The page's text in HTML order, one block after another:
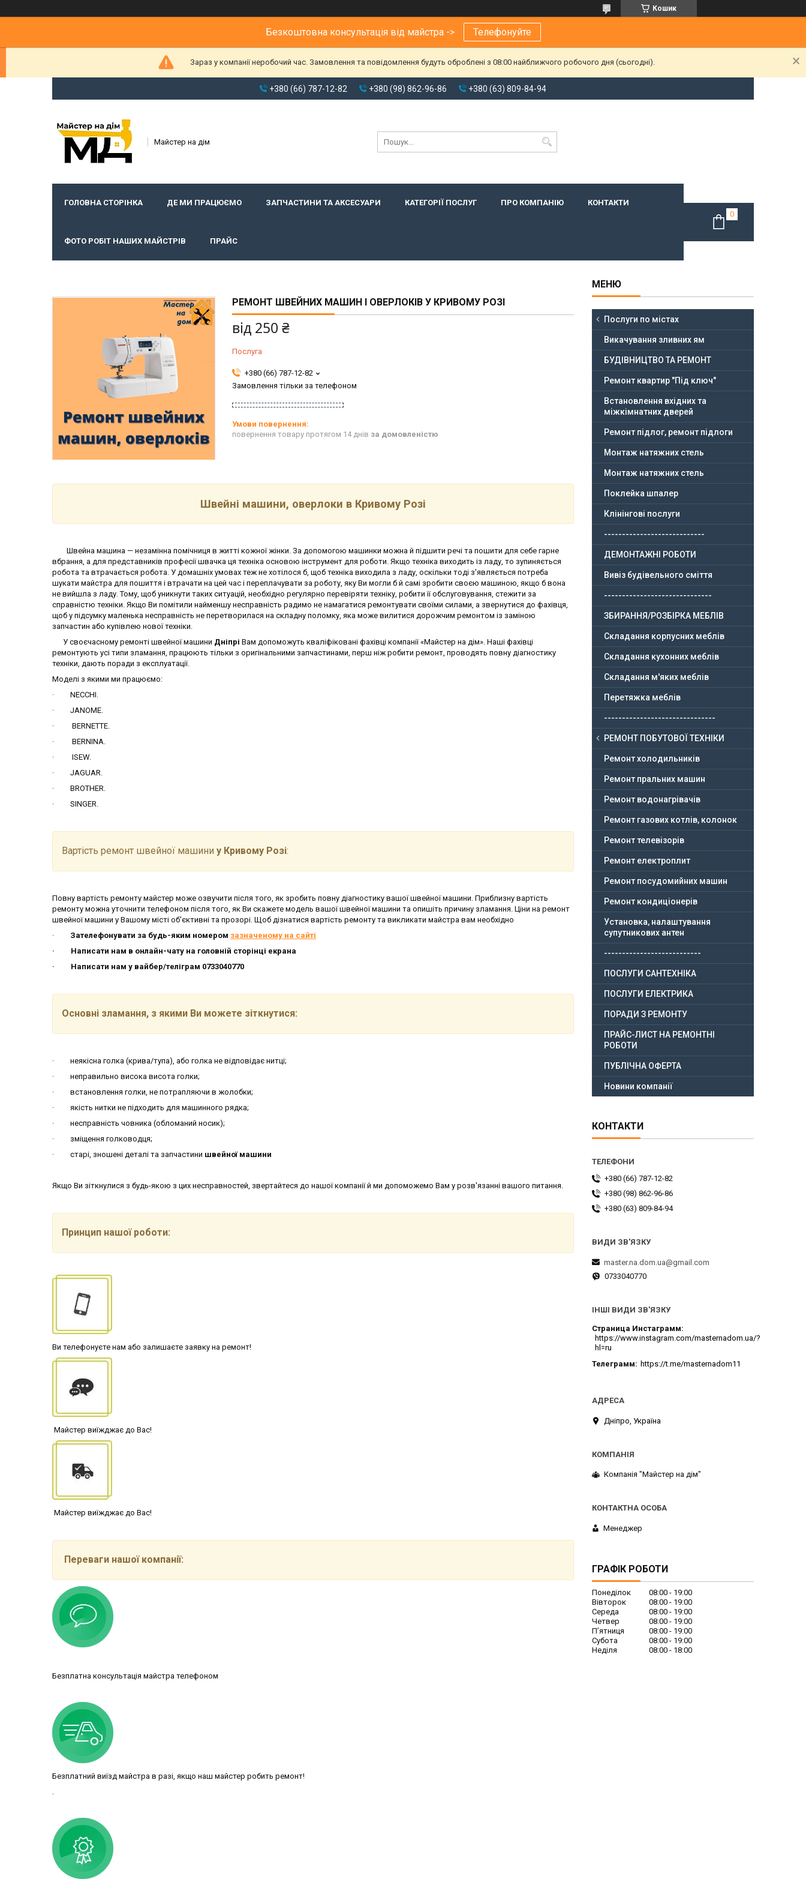
Кошик
Безкоштовна консультація від майстра -> Телефонуйте
Зараз у компанії неробочий час. Замовлення та повідомлення будуть оброблені з 08:00 найближчого робочого дня (сьогодні).
+380 (66) 787-12-82 +380 (98) 862-96-86 +380 (63) 809-84-94
Майстер на дім
ГОЛОВНА СТОРІНКА ДЕ МИ ПРАЦЮЄМО ЗАПЧАСТИНИ ТА АКСЕСУАРИ КАТЕГОРІЇ ПОСЛУГ ПРО КОМПАНІЮ КОНТАКТИ
ФОТО РОБІТ НАШИХ МАЙСТРІВ ПРАЙС
РЕМОНТ ШВЕЙНИХ МАШИН І ОВЕРЛОКІВ У КРИВОМУ РОЗІ
від 250 ₴
Послуга
+380 (66) 787-12-82
Замовлення тільки за телефоном
повернення товару протягом 14 днів за домовленістю
Швейні машини, оверлоки в Кривому Розі
Швейна машина — незамінна помічниця в житті кожної жінки. За допомогою машинки можна й підшити речі та пошити для себе гарне
вбрання, а для представників професії швачка ця техніка основою інструмент для роботи. Якщо техніка виходить із ладу, то зупиняється
робота та втрачається робота. У домашніх умовах теж не хотілося б, щоб техніка виходила з ладу, оскільки тоді з'являється потреба
шукати майстра для пошиття і втрачати на цей час і переплачувати за роботу, яку Ви могли б й самі зробити своєю машиною, якщо б вона
не вийшла з ладу. Тому, щоб уникнути таких ситуацій, необхідно регулярно перевіряти техніку, робити її обслуговування, стежити за
справністю техніки. Якщо Ви помітили найменшу несправність радимо не намагатися ремонтувати своїми силами, а звернутися до фахівця,
щоб у підсумку маленька несправність не перетворилася на складну поломку, яка може вилитися дорожчим ремонтом із заміною
запчастин або купівлею нової техніки.
У своєчасному ремонті швейної машини Дніпрі Вам допоможуть кваліфіковані фахівці компанії «Майстер на дім». Наші фахівці
ремонтують усі типи зламання, працюють тільки з оригінальними запчастинами, перш ніж робити ремонт, проводять повну діагностику
техніки, дають поради з експлуатації.
Моделі з якими ми працюємо:
· NECCHI.
· JANOME.
· BERNETTE.
· BERNINA.
· ISEW.
· JAGUAR.
· BROTHER.
· SINGER.
Вартість ремонт швейної машини у Кривому Розі:
Повну вартість ремонту майстер може озвучити після того, як зробить повну діагностику вашої швейної машини. Приблизну вартість
ремонту можна уточнити телефоном після того, як Ви скажете модель вашої швейної машини та опишіть причину зламання. Ціни на ремонт
швейної машини у Вашому місті об'єктивні та прозорі. Щоб дізнатися вартість ремонту та викликати майстра вам необхідно
·
Зателефонувати за будь-яким номером зазначеному на сайті
· Написати нам в онлайн-чату на головній сторінці екрана
· Написати нам у вайбер/теліграм 0733040770
Основні зламання, з якими Ви можете зіткнутися:
· неякісна голка (крива/тупа), або голка не відповідає нитці;
· неправильно висока висота голки;
· встановлення голки, не потрапляючи в жолобки;
· якість нитки не підходить для машинного рядка;
· несправність човника (обломаний носик);
· зміщення голководця;
· старі, зношені деталі та запчастини швейної машини
Якщо Ви зіткнулися з будь-якою з цих несправностей, звертайтеся до нашої компанії й ми допоможемо Вам у розв'язанні вашого питання.
Принцип нашої роботи:
Ви телефонуєте нам або залишаєте заявку на ремонт!
Майстер виїжджає до Вас!
Майстер виїжджає до Вас!
Переваги нашої компанії:
Безплатна консультація майстра телефоном
Безплатний виїзд майстра в разі, якщо наш майстер робить ремонт!
Послуги по містах
Викачування зливних ям
БУДІВНИЦТВО ТА РЕМОНТ
Ремонт квартир "Під ключ"
Встановлення вхідних та
міжкімнатних дверей
Ремонт підлог, ремонт підлоги
Монтаж натяжних стель
Монтаж натяжних стель
Поклейка шпалер
Клінінгові послуги
----------------------------
ДЕМОНТАЖНІ РОБОТИ
Вивіз будівельного сміття
------------------------------
ЗБИРАННЯ/РОЗБІРКА МЕБЛІВ
Складання корпусних меблів
Складання кухонних меблів
Складання м'яких меблів
Перетяжка меблів
-------------------------------
РЕМОНТ ПОБУТОВОЇ ТЕХНІКИ
Ремонт холодильників
Ремонт пральних машин
Ремонт водонагрівачів
Ремонт газових котлів, колонок
Ремонт телевізорів
Ремонт електроплит
Ремонт посудомийних машин
Ремонт кондиціонерів
Установка, налаштування
супутникових антен
---------------------------
ПОСЛУГИ САНТЕХНІКА
ПОСЛУГИ ЕЛЕКТРИКА
ПОРАДИ З РЕМОНТУ
ПРАЙС-ЛИСТ НА РЕМОНТНІ
РОБОТИ
ПУБЛІЧНА ОФЕРТА
Новини компанії
КОНТАКТИ
+380 (66) 787-12-82
+380 (98) 862-96-86
+380 (63) 809-84-94
master.na.dom.ua@gmail.com
0733040770
ІНШІ ВИДИ ЗВ'ЯЗКУ
Страница Инстаграмм
https://www.instagram.com/masternadom.ua/?
hl=ru
Телеграмм
https://t.me/masternadom11
Дніпро, Україна
Компанія "Майстер на дім"
Менеджер
ГРАФІК РОБОТИ
Понеділок 08:00
19:00
Вівторок
08:00
19:00
Середа
08:00
19:00
Четвер
08:00
19:00
Пʼятниця
08:00
19:00
Субота
08:00
19:00
Неділя
08:00 18:00